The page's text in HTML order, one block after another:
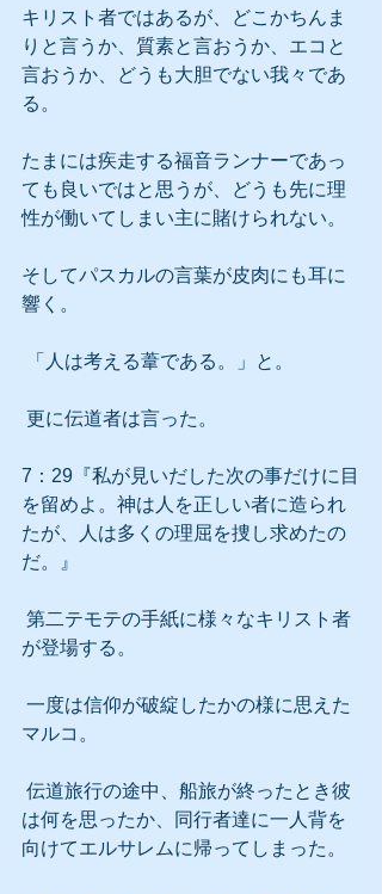
キリスト者ではあるが、どこかちんま
りと言うか、質素と言おうか、エコと
言おうか、どうも大胆でない我々であ
る。
たまには疾走する福音ランナーであっ
ても良いではと思うが、どうも先に理
性が働いてしまい主に賭けられない。
そしてパスカルの言葉が皮肉にも耳に
響く。
「人は考える葦である。」と。
更に伝道者は言った。
7：29『私が見いだした次の事だけに目
を留めよ。神は人を正しい者に造られ
たが、人は多くの理屈を捜し求めたの
だ。』
が登場する。
マルコ。
は何を思ったか、同行者達に一人背を
向けてエルサレムに帰ってしまった。